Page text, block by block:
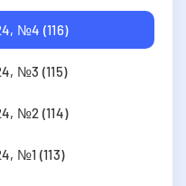
№4 (116)
№3 (115)
№2 (114)
№1 (113)